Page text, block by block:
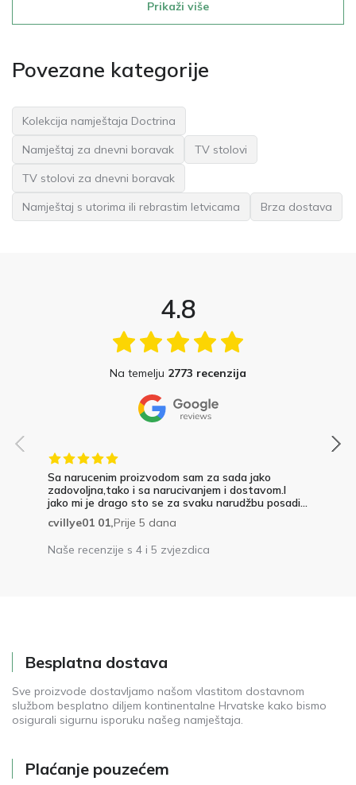
Prikaži više
Povezane kategorije
Kolekcija namještaja Doctrina
Namještaj za dnevni boravak
TV stolovi
TV stolovi za dnevni boravak
Namještaj s utorima ili rebrastim letvicama
Brza dostava
4.8
Na temelju 2773 recenzija
Sa narucenim proizvodom sam za sada jako
zadovoljna,tako i sa narucivanjem i dostavom.I
jako mi je drago sto se za svaku narudžbu posadi...
cvillye01 01,Prije 5 dana
Naše recenzije s 4 i 5 zvjezdica
Besplatna dostava
Sve proizvode dostavljamo našom vlastitom dostavnom
službom besplatno diljem kontinentalne Hrvatske kako bismo
osigurali sigurnu isporuku našeg namještaja.
Plaćanje pouzećem